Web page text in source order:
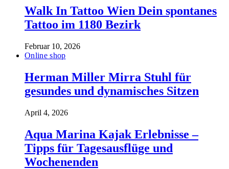
Walk In Tattoo Wien Dein spontanes
Tattoo im 1180 Bezirk
Februar 10, 2026
Online shop
Herman Miller Mirra Stuhl für
gesundes und dynamisches Sitzen
April 4, 2026
Aqua Marina Kajak Erlebnisse –
Tipps für Tagesausflüge und
Wochenenden